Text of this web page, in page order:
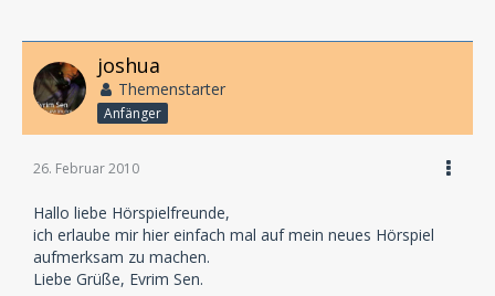
joshua
Themenstarter
Anfänger
26. Februar 2010
Hallo liebe Hörspielfreunde,
ich erlaube mir hier einfach mal auf mein neues Hörspiel
aufmerksam zu machen.
Liebe Grüße, Evrim Sen.